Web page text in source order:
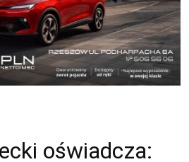
oświadcza: